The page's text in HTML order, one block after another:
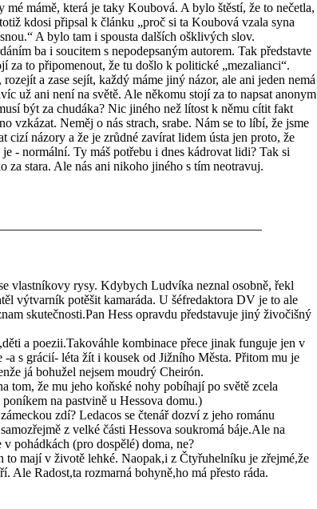
mámě, která je taky Koubová. A bylo štěstí, že to nečetla,
kdosi připsal k článku „proč si ta Koubová vzala syna
A bylo tam i spousta dalších ošklivých slov.
ba i soucitem s nepodepsaným autorem. Tak představte
za to připomenout, že tu došlo k politické „mezalianci“.
a zase sejít, každý máme jiný názor, ale ani jeden nemá
už ani není na světě. Ale někomu stojí za to napsat anonym
být za chudáka? Nic jiného než lítost k němu cítit fakt
vzkázat. Neměj o nás strach, srabe. Nám se to líbí, že jsme
názory a že je zrůdné zavírat lidem ústa jen proto, že
- normální. Ty máš potřebu i dnes kádrovat lidi? Tak si
stara. Ale nás ani nikoho jiného s tím neotravuj.
vlastníkovy rysy. Kdybych Ludvíka neznal osobně, řekl
výtvarník potěšit kamaráda. U šéfredaktora DV je to ale
skutečnosti.Pan Hess opravdu představuje jiný živočišný
a poezii.Takováhle kombinace přece jinak funguje jen v
a s grácií- léta žít i kousek od Jižního Města. Přitom mu je
já bohužel nejsem moudrý Cheirón.
tom, že mu jeho koňské nohy pobíhají po světě zcela
na pastvině u Hessova domu.)
zdí? Ledacos se čtenář dozví z jeho románu
z velké části Hessova soukromá báje.Ale na
pohádkách (pro dospělé) doma, ne?
mají v životě lehké. Naopak,i z Čtyřuhelníku je zřejmé,že
Ale Radost,ta rozmarná bohyně,ho má přesto ráda.